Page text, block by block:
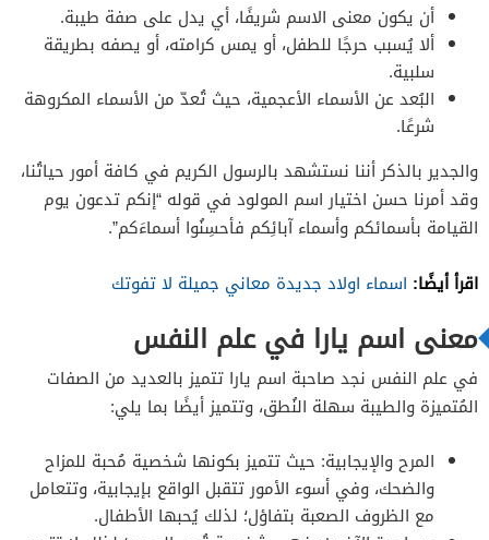
أن يكون معنى الاسم شريفًا، أي يدل على صفة طيبة.
ألا يُسبب حرجًا للطفل، أو يمس كرامته، أو يصفه بطريقة
سلبية.
البُعد عن الأسماء الأعجمية، حيث تُعدّ من الأسماء المكروهة
شرعًا.
والجدير بالذكر أننا نستشهد بالرسول الكريم في كافة أمور حياتُنا،
وقد أمرنا حسن اختيار اسم المولود في قوله “إنكم تدعون يوم
القيامة بأسمائكم وأسماء آبائِكم فأحسِنُوا أسماءَكم”.
اقرأ أيضًا: اسماء اولاد جديدة معاني جميلة لا تفوتك
معنى اسم يارا في علم النفس
في علم النفس نجد صاحبة اسم يارا تتميز بالعديد من الصفات
المُتميزة والطيبة سهلة النُطق، وتتميز أيضًا بما يلي:
المرح والإيجابية: حيث تتميز بكونها شخصية مُحبة للمزاح
والضحك، وفي أسوء الأمور تتقبل الواقع بإيجابية، وتتعامل
مع الظروف الصعبة بتفاؤل؛ لذلك يُحبها الأطفال.